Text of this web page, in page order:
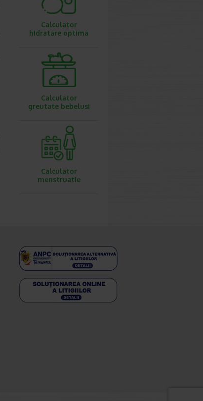
Calculator
hidratare optima
Calculator
greutate bebelusi
Calculator
menstruatie